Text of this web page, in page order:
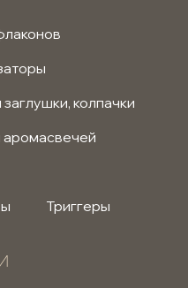
колпачки
аромасвечей
Триггеры